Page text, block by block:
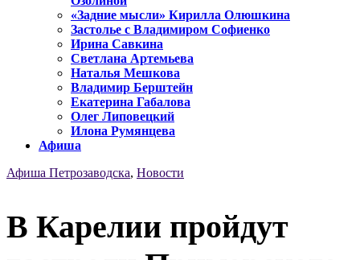
«Задние мысли» Кирилла Олюшкина
Застолье с Владимиром Софиенко
Ирина Савкина
Светлана Артемьева
Наталья Мешкова
Владимир Берштейн
Екатерина Габалова
Олег Липовецкий
Илона Румянцева
Афиша
Афиша Петрозаводска, Новости
В Карелии пройдут